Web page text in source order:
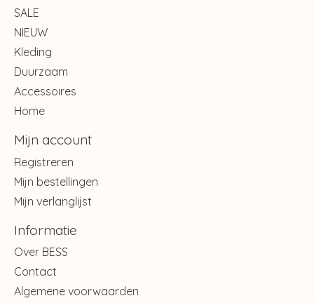
SALE
NIEUW
Kleding
Duurzaam
Accessoires
Home
Mijn account
Registreren
Mijn bestellingen
Mijn verlanglijst
Informatie
Over BESS
Contact
Algemene voorwaarden